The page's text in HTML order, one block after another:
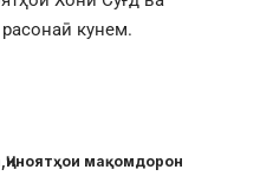
кунем.
Ҷиноятҳои мақомдорон